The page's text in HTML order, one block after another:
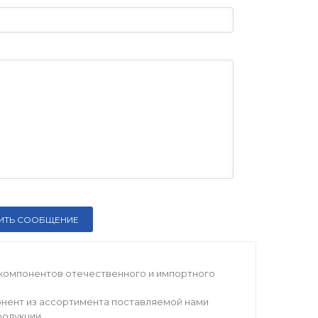
отечественного и импортного
из ассортимента поставляемой нами